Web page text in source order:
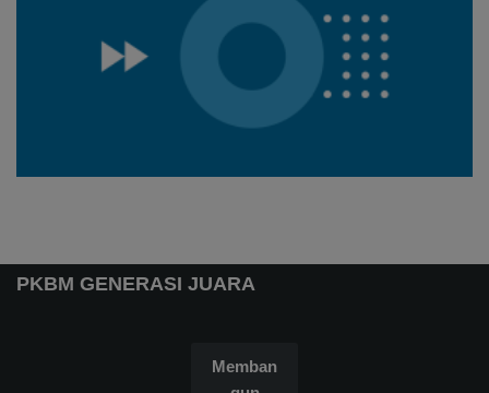
PKBM GENERASI JUARA
Memban